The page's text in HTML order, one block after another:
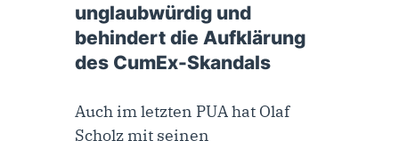
unglaubwürdig und
behindert die Aufklärung
des CumEx-Skandals
Auch im letzten PUA hat Olaf
Scholz mit seinen